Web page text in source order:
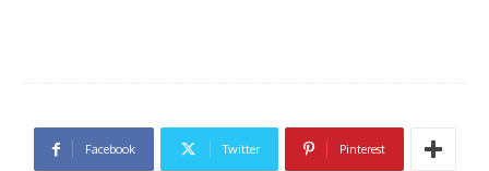
Facebook Twitter Pinterest